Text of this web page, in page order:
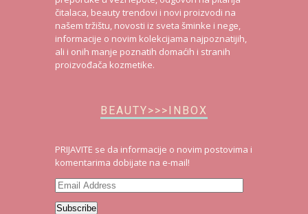
čitalaca, beauty trendovi i novi proizvodi na
našem tržištu, novosti iz sveta šminke i nege,
informacije o novim kolekcijama najpoznatijih,
ali i onih manje poznatih domaćih i stranih
proizvođača kozmetike.
BEAUTY>>>INBOX
PRIJAVITE se da informacije o novim postovima i
komentarima dobijate na e-mail!
Email
Address
Subscribe